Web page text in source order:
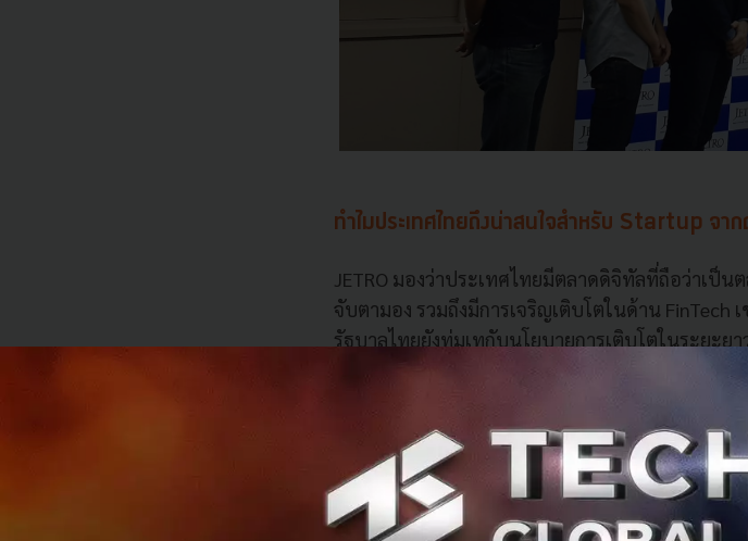
ทำไมประเทศไทยถึงน่าสนใจสำหรับ Startup จา
JETRO มองว่าประเทศไทยมีตลาดดิจิทัลที่ถือว่าเ
จับตามอง รวมถึงมีการเจริญเติบโตในด้าน FinTech
รัฐบาลไทยยังทุ่มเทกับนโยบายการเติบโตในระยะ
อีกด้วย ทั้งนี้ทาง JETRO กรุงเทพฯ มองเห็นถึงความ
ธุรกิจของผู้ประกอบการญี่ปุ่นในประเทศไทยอย่างค
โครงการโดยเฉพาะ ภายในงาน CEBIT ASEAN
สนับสนุนของโครงการ